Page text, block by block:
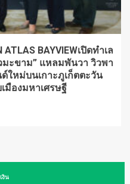
BAYVIEWเปิดทำเล
มะขาม” แหลมพันวา วิวพา
ใหม่บนเกาะภูเก็ตตะวัน
มืองมหาเศรษฐี
งิน